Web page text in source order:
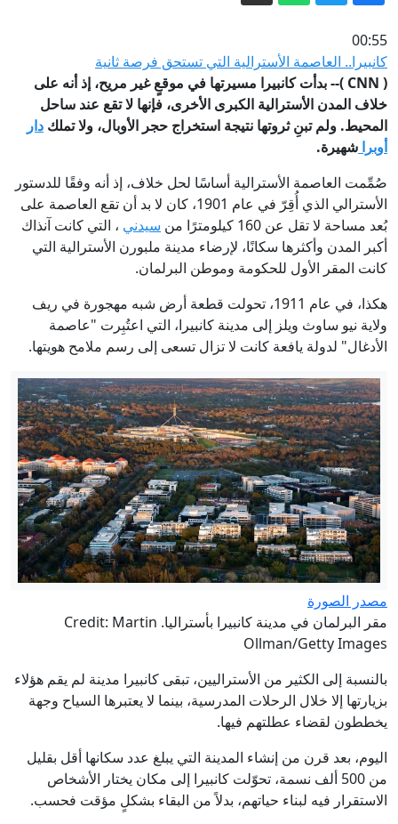
أثناء وجود ترمب.. اعتراض طائرتين اقتربتا
واشنطن تشدد الحصار البحري على إيران
وتغيّر مسار عشرات السفن
روسيا تعتبر خيار حصولها على ضمانات
أمنية ملزمة قانونيا من الغرب أمرا ممكنا
الكواليس.. هل تهز خطة غزة العلاقة بين
ترامب ونتنياهو؟
إيران.. ترمب يفضل التعامل “بهدوء” مع
طهران وخامنئي يلتقي بزشكيان
00:55
كانبيرا.. العاصمة الأسترالية التي تستحق فرصة ثانية
(
CNN )-- بدأت كانبيرا مسيرتها في موقعٍ غير مريح، إذ أنه على
خلاف المدن الأسترالية الكبرى الأخرى، فإنها لا تقع عند ساحل
المحيط. ولم تبنِ ثروتها نتيجة استخراج حجر الأوبال، ولا تملك دار
أوبرا شهيرة.
صُمِّمت العاصمة الأسترالية أساسًا لحل خلاف، إذ أنه وفقًا للدستور
الأسترالي الذي أُقِرّ في عام 1901، كان لا بد أن تقع العاصمة على
بُعد مساحة لا تقل عن 160 كيلومترًا من
سيدني ، التي كانت آنذاك
أكبر المدن وأكثرها سكانًا، لإرضاء مدينة ملبورن الأسترالية التي
كانت المقر الأول للحكومة وموطن البرلمان.
هكذا، في عام 1911، تحولت قطعة أرض شبه مهجورة في ريف
ولاية نيو ساوث ويلز إلى مدينة كانبيرا، التي اعتُبِرت "عاصمة
الأدغال" لدولة يافعة كانت لا تزال تسعى إلى رسم ملامح هويتها.
مصدر الصورة
مقر البرلمان في مدينة كانبيرا بأستراليا. Credit: Martin
Ollman/Getty Images
بالنسبة إلى الكثير من الأستراليين، تبقى كانبيرا مدينة لم يقم هؤلاء
بزيارتها إلا خلال الرحلات المدرسية، بينما لا يعتبرها السياح وجهة
يخططون لقضاء عطلتهم فيها.
اليوم، بعد قرن من إنشاء المدينة التي يبلغ عدد سكانها أقل بقليل
من 500 ألف نسمة، تحوّلت كانبيرا إلى مكان يختار الأشخاص
الاستقرار فيه لبناء حياتهم، بدلاً من البقاء بشكلٍ مؤقت فحسب.